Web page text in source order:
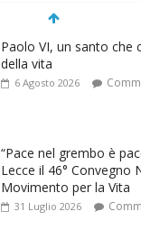
Paolo VI, un santo che
della vita
6 Agosto 2026
“Pace nel grembo è
Lecce il 46° Convegno
Movimento per la Vita
31 Luglio 2026